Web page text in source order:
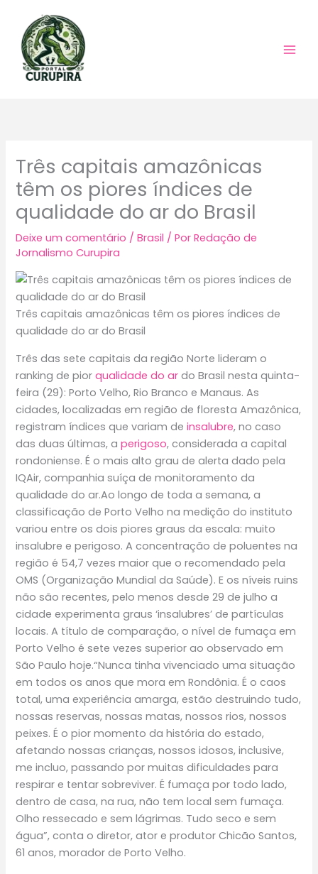
conteúdo
Três capitais amazônicas
têm os piores índices de
qualidade do ar do Brasil
Deixe um comentário /Brasil / PorRedação de
Jornalismo Curupira
Três capitais amazônicas têm os piores índices de
qualidade do ar do Brasil
Três das sete capitais da região Norte lideram o
ranking de piorqualidade do ar do Brasil nesta quinta-
feira (29): Porto Velho, Rio Branco e Manaus. As
cidades, localizadas em região de floresta Amazônica,
registram índices que variam deinsalubre, no caso
das duas últimas, aperigoso, considerada a capital
rondoniense. É o mais alto grau de alerta dado pela
IQAir, companhia suíça de monitoramento da
qualidade do ar.Ao longo de toda a semana, a
classificação de Porto Velho na medição do instituto
variou entre os dois piores graus da escala: muito
insalubre e perigoso. A concentração de poluentes na
região é 54,7 vezes maior que o recomendado pela
OMS (Organização Mundial da Saúde). E os níveis ruins
não são recentes, pelo menos desde 29 de julho a
cidade experimenta graus ‘insalubres’ de partículas
locais. A título de comparação, o nível de fumaça em
Porto Velho é sete vezes superior ao observado em
São Paulo hoje.“Nunca tinha vivenciado uma situação
em todos os anos que mora em Rondônia. É o caos
total, uma experiência amarga, estão destruindo tudo,
nossas reservas, nossas matas, nossos rios, nossos
peixes. É o pior momento da história do estado,
afetando nossas crianças, nossos idosos, inclusive,
me incluo, passando por muitas dificuldades para
respirar e tentar sobreviver. É fumaça por todo lado,
dentro de casa, na rua, não tem local sem fumaça.
Olho ressecado e sem lágrimas. Tudo seco e sem
água”, conta o diretor, ator e produtor Chicão Santos,
61 anos, morador de Porto Velho.